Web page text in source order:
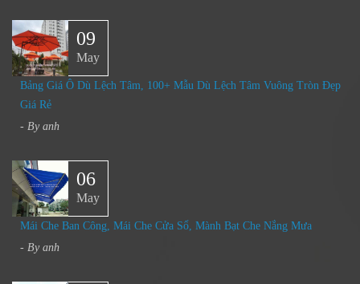
09
May
Bảng Giá Ô Dù Lệch Tâm, 100+ Mẫu Dù Lệch Tâm Vuông Tròn Đẹp
Giá Rẻ
- By anh
06
May
Mái Che Ban Công, Mái Che Cửa Sổ, Mành Bạt Che Nắng Mưa
- By anh